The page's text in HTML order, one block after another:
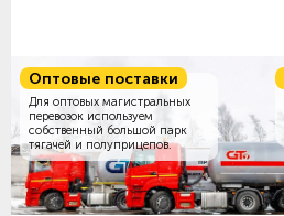
Оптовые поставки
Для оптовых магистральных
перевозок используем
собственный большой парк
тягачей и полуприцепов.